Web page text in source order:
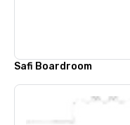
Safi Boardroom